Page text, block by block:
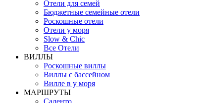
Отели для семей
Бюджетные семейные отели
Роскошные отели
Отели у моря
Slow & Chic
Все Отели
ВИЛЛЫ
Роскошные виллы
Виллы с бассейном
Вилле в у моря
MАРШРУТЫ
Саленто